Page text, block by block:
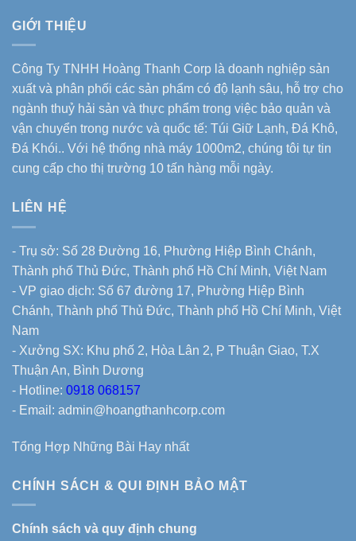
GIỚI THIỆU
Công Ty TNHH Hoàng Thanh Corp là doanh nghiệp sản
xuất và phân phối các sản phẩm có độ lạnh sâu, hỗ trợ cho
ngành thuỷ hải sản và thực phẩm trong việc bảo quản và
vận chuyển trong nước và quốc tế: Túi Giữ Lạnh, Đá Khô,
Đá Khói.. Với hệ thống nhà máy 1000m2, chúng tôi tự tin
cung cấp cho thị trường 10 tấn hàng mỗi ngày.
LIÊN HỆ
- Trụ sở: Số 28 Đường 16, Phường Hiệp Bình Chánh,
Thành phố Thủ Đức, Thành phố Hồ Chí Minh, Việt Nam
- VP giao dịch: Số 67 đường 17, Phường Hiệp Bình
Chánh, Thành phố Thủ Đức, Thành phố Hồ Chí Minh, Việt
Nam
- Xưởng SX: Khu phố 2, Hòa Lân 2, P Thuận Giao, T.X
Thuận An, Bình Dương
- Hotline: 0918 068157
- Email: admin@hoangthanhcorp.com
Tổng Hợp Những Bài Hay nhất
CHÍNH SÁCH & QUI ĐỊNH BẢO MẬT
Chính sách và quy định chung